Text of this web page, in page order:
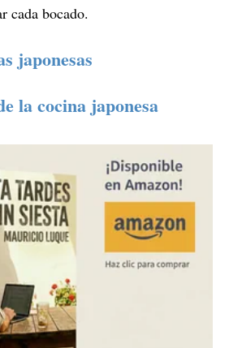
cada bocado.
japonesas
la cocina japonesa